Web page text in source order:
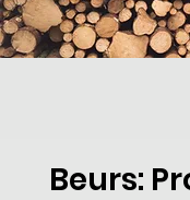
Beurs: